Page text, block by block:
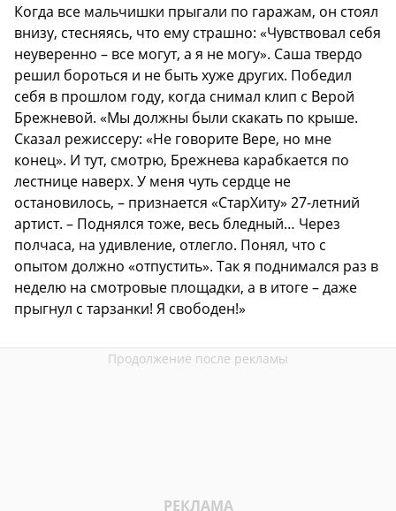
Когда все мальчишки прыгали по гаражам, он стоял
внизу, стесняясь, что ему страшно: «Чувствовал себя
неуверенно – все могут, а я не могу». Саша твердо
решил бороться и не быть хуже других. Победил
себя в прошлом году, когда снимал клип с Верой
Брежневой. «Мы должны были скакать по крыше.
Сказал режиссеру: «Не говорите Вере, но мне
конец». И тут, смотрю, Брежнева карабкается по
лестнице наверх. У меня чуть сердце не
остановилось, – признается «СтарХиту» 27-летний
артист. – Поднялся тоже, весь бледный… Через
полчаса, на удивление, отлегло. Понял, что с
опытом должно «отпустить». Так я поднимался раз в
неделю на смотровые площадки, а в итоге – даже
прыгнул с тарзанки! Я свободен!»